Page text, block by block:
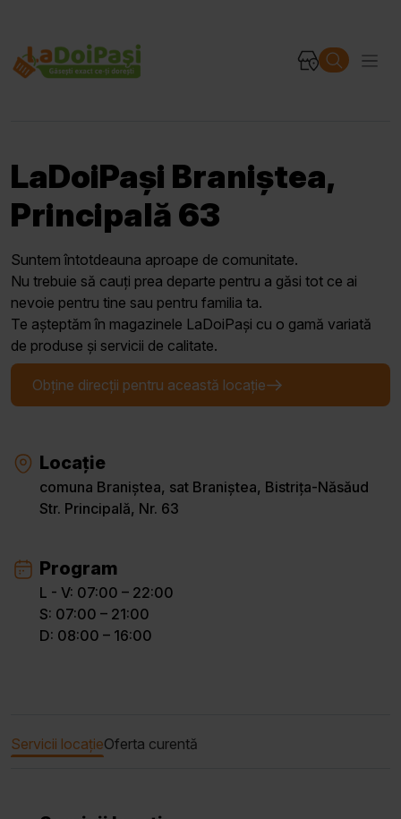
LaDoiPași Braniștea,
Principală 63
Suntem întotdeauna aproape de comunitate.
Nu trebuie să cauți prea departe pentru a găsi tot ce ai
nevoie pentru tine sau pentru familia ta.
Te așteptăm în magazinele LaDoiPași cu o gamă variată
de produse și servicii de calitate.
Obține direcții pentru această locație
Locație
comuna Braniștea, sat Braniștea, Bistrița-Năsăud
Str. Principală, Nr. 63
Program
L - V: 07:00 – 22:00
S: 07:00 – 21:00
D: 08:00 – 16:00
Servicii locațieOferta curentă